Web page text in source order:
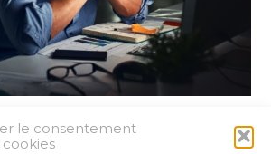
le consentement
cookies